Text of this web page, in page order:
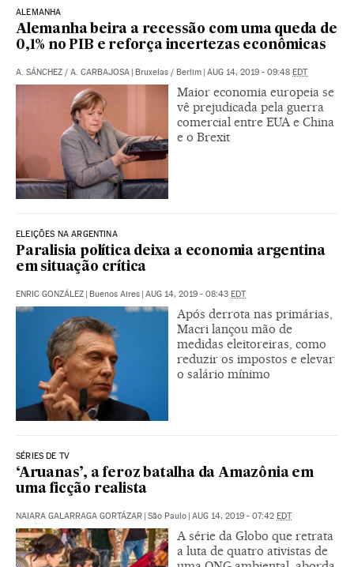
ALEMANHA
Alemanha beira a recessão com uma queda de
0,1% no PIB e reforça incertezas econômicas
A. SÁNCHEZ / A. CARBAJOSA | Bruxelas / Berlim | AUG 14, 2019 - 09:48 EDT
Maior economia europeia se
vê prejudicada pela guerra
comercial entre EUA e China
e o Brexit
ELEIÇÕES NA ARGENTINA
Paralisia política deixa a economia argentina
em situação crítica
ENRIC GONZÁLEZ | Buenos Aires | AUG 14, 2019 - 08:43 EDT
Após derrota nas primárias,
Macri lançou mão de
medidas eleitoreiras, como
reduzir os impostos e elevar
o salário mínimo
SÉRIES DE TV
‘Aruanas’, a feroz batalha da Amazônia em
uma ficção realista
NAIARA GALARRAGA GORTÁZAR | São Paulo | AUG 14, 2019 - 07:42 EDT
A série da Globo que retrata
a luta de quatro ativistas de